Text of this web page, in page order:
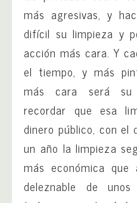
más agresivas, y
difícil su limpieza y
acción más cara. Y
el tiempo, y más
más cara será su
recordar que esa
dinero público, con el
un año la limpieza
más económica que
deleznable de